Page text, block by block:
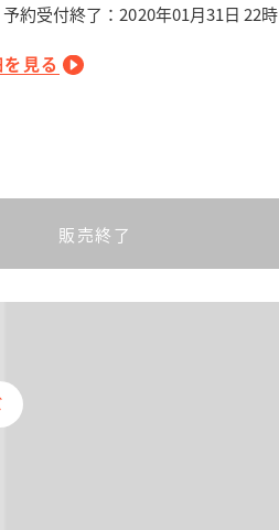
予約受付終了：2020年01月31日 22時
見る
販売終了